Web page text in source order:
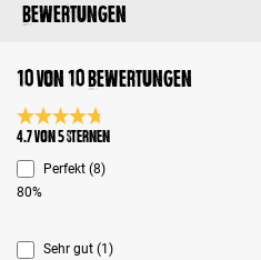
Bewertungen
10 von 10 Bewertungen
Durchschnittliche Bewertung 4.7
4.7 von 5 Sternen
Perfekt (8)
80%
Sehr gut (1)